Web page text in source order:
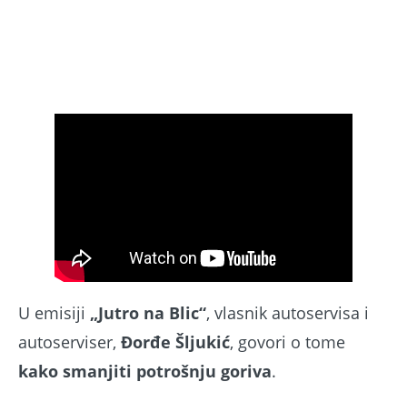
U emisiji „Jutro na Blic“, vlasnik autoservisa i
autoserviser, Đorđe Šljukić, govori o tome
kako smanjiti potrošnju goriva.